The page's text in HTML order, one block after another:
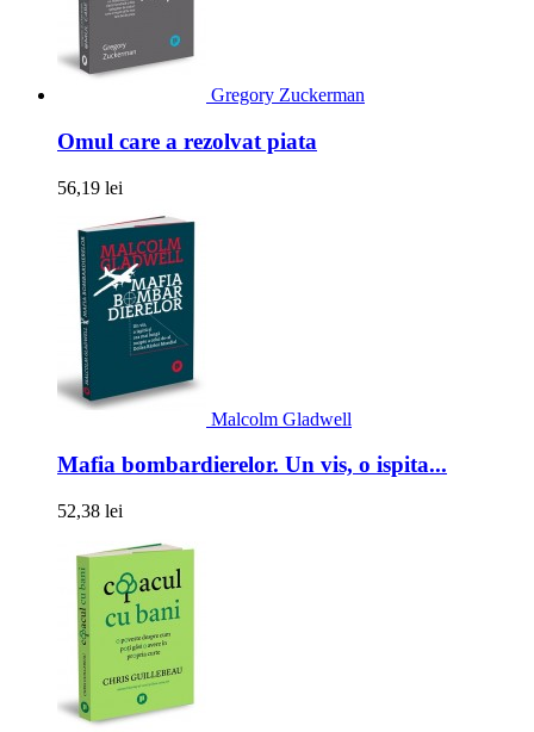
Gregory Zuckerman
Omul care a rezolvat piata
56,19 lei
Malcolm Gladwell
Mafia bombardierelor. Un vis, o ispita...
52,38 lei